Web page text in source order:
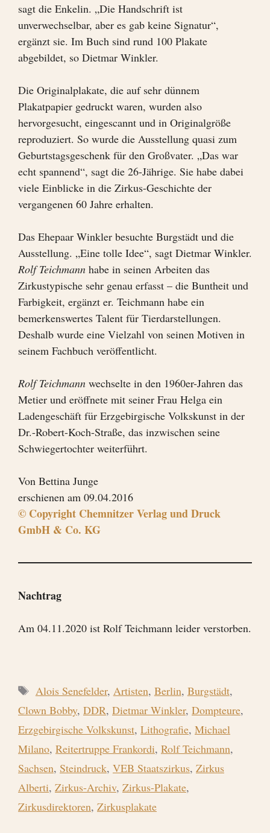
sagt die Enkelin. „Die Handschrift ist
unverwechselbar, aber es gab keine Signatur“,
ergänzt sie. Im Buch sind rund 100 Plakate
abgebildet, so Dietmar Winkler.
Die Originalplakate, die auf sehr dünnem
Plakatpapier gedruckt waren, wurden also
hervorgesucht, eingescannt und in Originalgröße
reproduziert. So wurde die Ausstellung quasi zum
Geburtstagsgeschenk für den Großvater. „Das war
echt spannend“, sagt die 26-Jährige. Sie habe dabei
viele Einblicke in die Zirkus-Geschichte der
vergangenen 60 Jahre erhalten.
Das Ehepaar Winkler besuchte Burgstädt und die
Ausstellung. „Eine tolle Idee“, sagt Dietmar Winkler.
Rolf Teichmann habe in seinen Arbeiten das
Zirkustypische sehr genau erfasst – die Buntheit und
Farbigkeit, ergänzt er. Teichmann habe ein
bemerkenswertes Talent für Tierdarstellungen.
Deshalb wurde eine Vielzahl von seinen Motiven in
seinem Fachbuch veröffentlicht.
Rolf Teichmann wechselte in den 1960er-Jahren das
Metier und eröffnete mit seiner Frau Helga ein
Ladengeschäft für Erzgebirgische Volkskunst in der
Dr.-Robert-Koch-Straße, das inzwischen seine
Schwiegertochter weiterführt.
Von Bettina Junge
erschienen am 09.04.2016
© Copyright Chemnitzer Verlag und Druck
GmbH & Co. KG
Nachtrag
Am 04.11.2020 ist Rolf Teichmann leider verstorben.
Schlagwörter
Alois Senefelder, Artisten, Berlin, Burgstädt,
Clown Bobby, DDR, Dietmar Winkler, Dompteure,
Erzgebirgische Volkskunst, Lithografie, Michael
Milano, Reitertruppe Frankordi, Rolf Teichmann,
Sachsen, Steindruck, VEB Staatszirkus, Zirkus
Alberti, Zirkus-Archiv, Zirkus-Plakate,
Zirkusdirektoren, Zirkusplakate